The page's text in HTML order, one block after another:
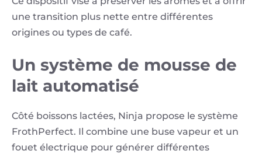
une transition plus nette entre différentes
origines ou types de café.
Un système de mousse de
lait automatisé
Côté boissons lactées, Ninja propose le système
FrothPerfect. Il combine une buse vapeur et un
fouet électrique pour générer différentes